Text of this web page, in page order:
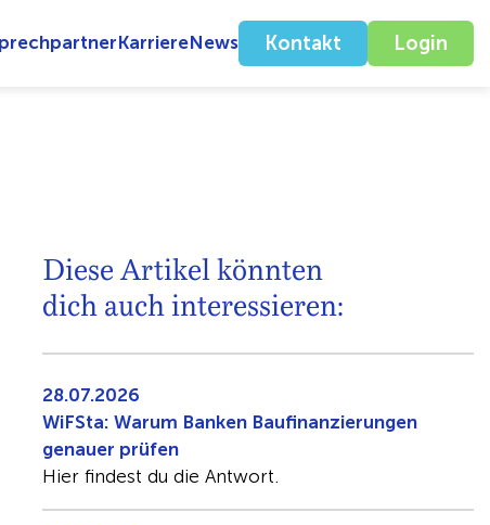
KarriereNews Kontakt Login
Diese Artikel könnten
dich auch interessieren:
28.07.2026
WiFSta: Warum Banken Baufinanzierungen
genauer prüfen
Hier findest du die Antwort.